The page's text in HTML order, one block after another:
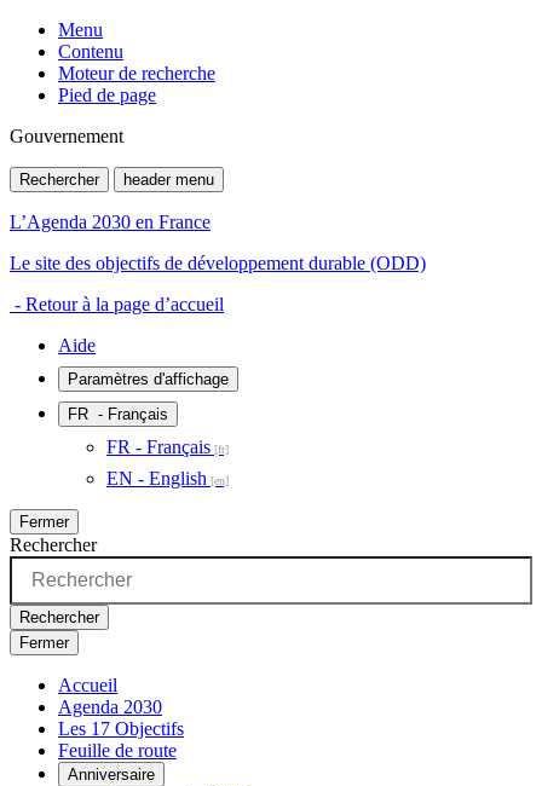
Menu
Contenu
Moteur de recherche
Pied de page
Gouvernement
Rechercher header menu
L’Agenda 2030 en France
Le site des objectifs de développement durable (ODD)
- Retour à la page d’accueil
Aide
Paramètres d'affichage
FR - Français
FR - Français
EN - English
Fermer
Rechercher
Rechercher
Fermer
Accueil
Agenda 2030
Les 17 Objectifs
Feuille de route
Anniversaire